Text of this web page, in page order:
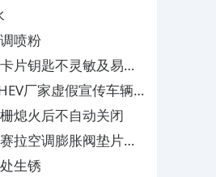
喷粉
片钥匙不灵敏及易消
厂家虚假宣传车辆配
熄火后不自动关闭
拉空调膨胀阀垫片生
生锈